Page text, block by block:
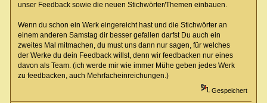
unser Feedback sowie die neuen Stichwörter/Themen einbauen.
Wenn du schon ein Werk eingereicht hast und die Stichwörter an
einem anderen Samstag dir besser gefallen darfst Du auch ein
zweites Mal mitmachen, du must uns dann nur sagen, für welches
der Werke du dein Feedback willst, denn wir feedbacken nur eines
davon als Team. (ich werde mir wie immer Mühe geben jedes Werk
zu feedbacken, auch Mehrfacheinreichungen.)
Gespeichert